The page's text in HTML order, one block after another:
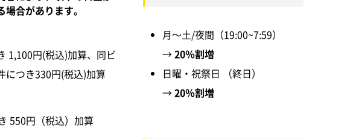
場合があります。
1,100円(税込)加算、同ビ
につき330円(税込)加算
550円（税込）加算
月～土/夜間（19:00~7:59）
20％割増
日曜・祝祭日 （終日）
20％割増